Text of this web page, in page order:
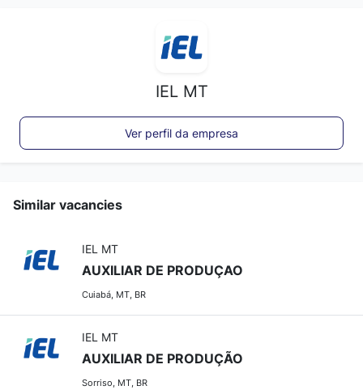
IEL MT
Ver perfil da empresa
Similar vacancies
IEL MT
AUXILIAR DE PRODUÇAO
Cuiabá, MT, BR
IEL MT
AUXILIAR DE PRODUÇÃO
Sorriso, MT, BR